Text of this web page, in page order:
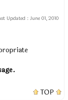
Updated : June 01, 2010
TOP